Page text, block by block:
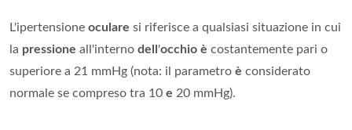
L'ipertensione oculare si riferisce a qualsiasi situazione in cui
la pressione all'interno dell 'occhio è costantemente pari o
superiore a 21 mmHg (nota: il parametro è considerato
normale se compreso tra 10 e 20 mmHg).